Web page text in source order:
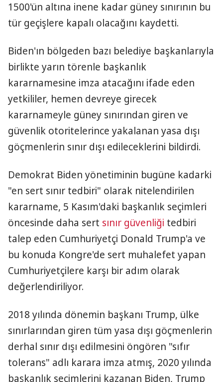
1500'ün altına inene kadar güney sınırının bu
tür geçişlere kapalı olacağını kaydetti.
Biden'ın bölgeden bazı belediye başkanlarıyla
birlikte yarın törenle başkanlık
kararnamesine imza atacağını ifade eden
yetkililer, hemen devreye girecek
kararnameyle güney sınırından giren ve
güvenlik otoritelerince yakalanan yasa dışı
göçmenlerin sınır dışı edileceklerini bildirdi.
Demokrat Biden yönetiminin bugüne kadarki
"en sert sınır tedbiri" olarak nitelendirilen
kararname, 5 Kasım'daki başkanlık seçimleri
öncesinde daha sert sınır güvenliği tedbiri
talep eden Cumhuriyetçi Donald Trump'a ve
bu konuda Kongre'de sert muhalefet yapan
Cumhuriyetçilere karşı bir adım olarak
değerlendiriliyor.
2018 yılında dönemin başkanı Trump, ülke
sınırlarından giren tüm yasa dışı göçmenlerin
derhal sınır dışı edilmesini öngören "sıfır
tolerans" adlı karara imza atmış, 2020 yılında
başkanlık seçimlerini kazanan Biden, Trump